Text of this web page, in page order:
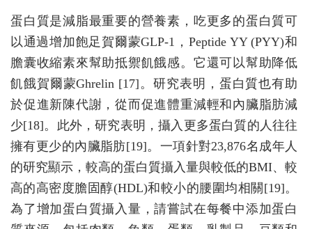
蛋白質是減脂最重要的營養素，吃更多的蛋白質可
以通過增加飽足賀爾蒙GLP-1，Peptide YY (PYY)和
膽囊收縮素來幫助抵禦飢餓感。它還可以幫助降低
飢餓賀爾蒙Ghrelin [17]。研究表明，蛋白質也有助
於促進新陳代謝，從而促進體重減輕和內臟脂肪減
少[18]。此外，研究表明，攝入更多蛋白質的人往往
擁有更少的內臟脂肪[19]。一項針對23,876名成年人
的研究顯示，較高的蛋白質攝入量與較低的BMI、較
高的高密度膽固醇(HDL)和較小的腰圍均相關[19]。
為了增加蛋白質攝入量，請嘗試在每餐中添加蛋白